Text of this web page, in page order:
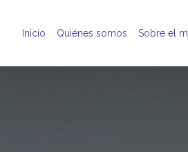
Inicio Quiénes somos Sobre el